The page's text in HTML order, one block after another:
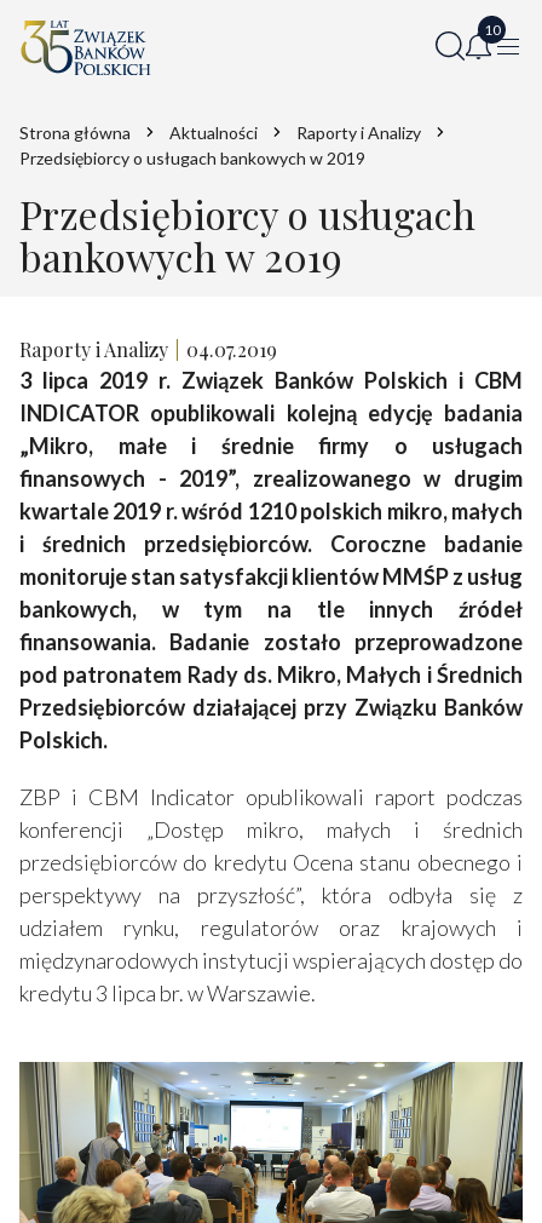
Strona główna Aktualności
Raporty i Analizy
Przedsiębiorcy o usługach bankowych w 2019
Przedsiębiorcy o usługach
bankowych w 2019
Raporty i Analizy 04.07.2019
3 lipca 2019 r. Związek Banków Polskich i CBM
INDICATOR opublikowali kolejną edycję badania
„Mikro, małe i średnie firmy o usługach
finansowych - 2019”, zrealizowanego w drugim
kwartale 2019 r. wśród 1210 polskich mikro, małych
i średnich przedsiębiorców. Coroczne badanie
monitoruje stan satysfakcji klientów MMŚP z usług
bankowych, w tym na tle innych źródeł
finansowania. Badanie zostało przeprowadzone
pod patronatem Rady ds. Mikro, Małych i Średnich
Przedsiębiorców działającej przy Związku Banków
Polskich.
ZBP i CBM Indicator opublikowali raport podczas
konferencji „Dostęp mikro, małych i średnich
przedsiębiorców do kredytu Ocena stanu obecnego i
perspektywy na przyszłość”, która odbyła się z
udziałem rynku, regulatorów oraz krajowych i
międzynarodowych instytucji wspierających dostęp do
kredytu 3 lipca br. w Warszawie.